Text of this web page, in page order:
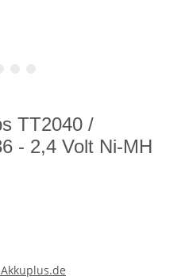
TT2040 /
- 2,4 Volt Ni-MH
Akkuplus.de